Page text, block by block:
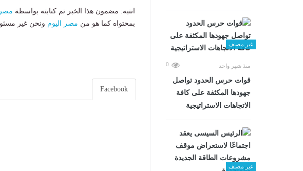
غير مصنف
منذ شهر واحد 0
قوات حرس الحدود تواصل
جهودها المكثفة على كافة
الاتجاهات الاستراتيجية
غير مصنف
انتبه: مضمون هذا الخبر تم كتابته بواسطة مصر
بمحتواه كما هو من مصر اليوم ونحن غير
Facebook